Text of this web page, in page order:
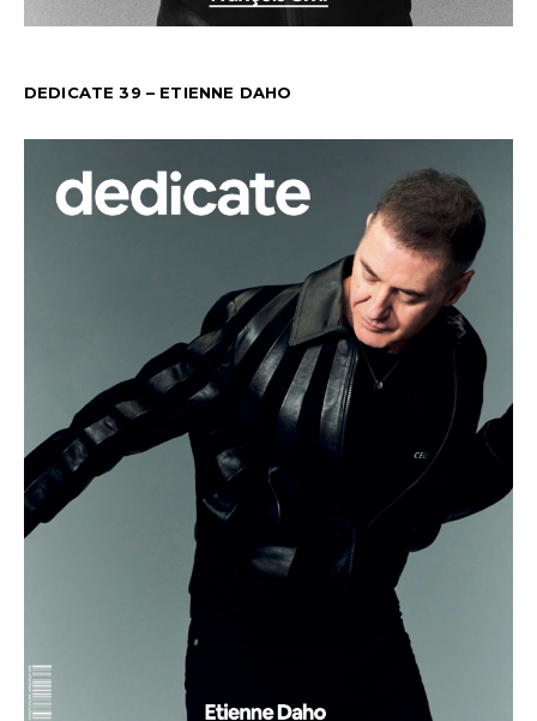
DEDICATE 39 – ETIENNE DAHO